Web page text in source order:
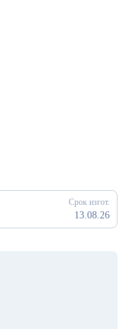
Срок изгот.
13.08.26